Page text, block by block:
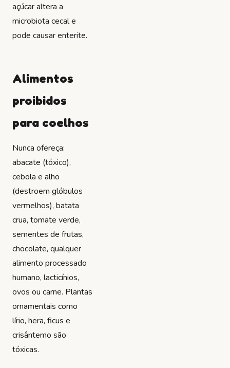
açúcar altera a
microbiota cecal e
pode causar enterite.
Alimentos
proibidos
para coelhos
Nunca ofereça:
abacate (tóxico),
cebola e alho
(destroem glóbulos
vermelhos), batata
crua, tomate verde,
sementes de frutas,
chocolate, qualquer
alimento processado
humano, lacticínios,
ovos ou carne. Plantas
ornamentais como
lírio, hera, ficus e
crisântemo são
tóxicas.